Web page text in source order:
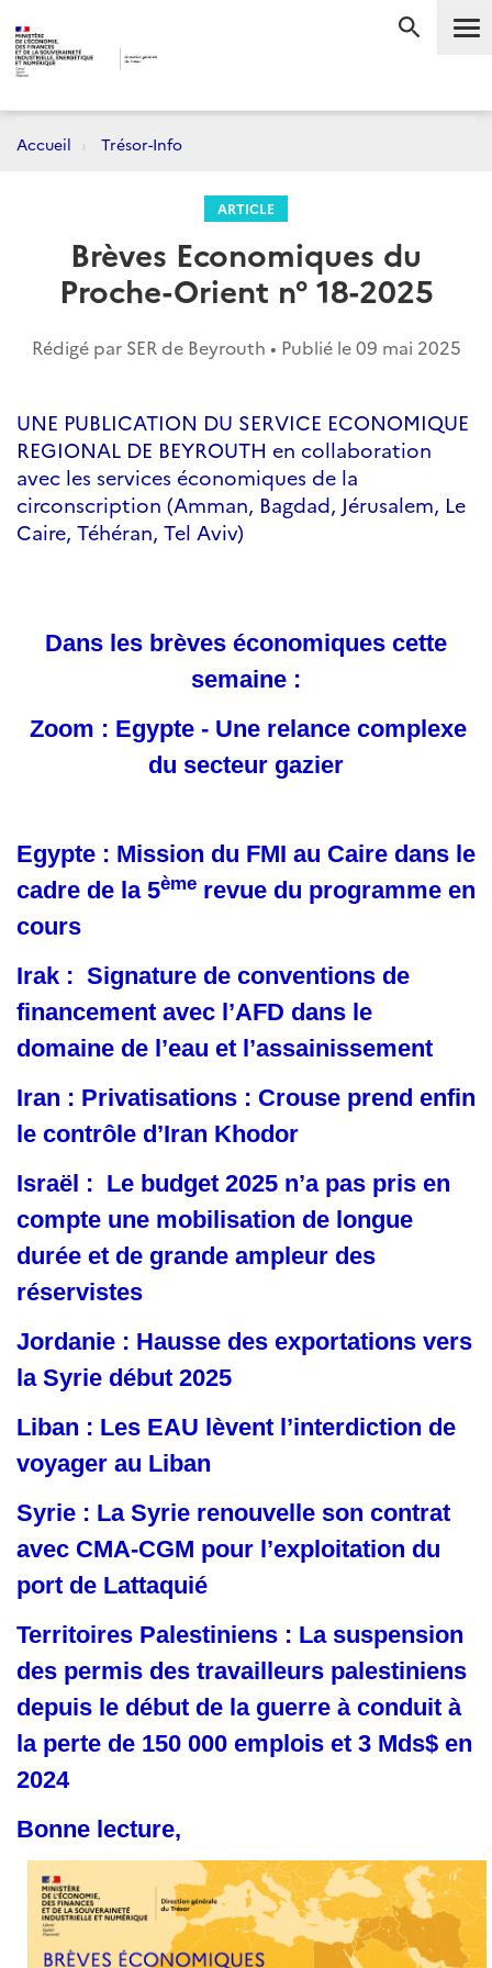
Accueil Trésor-Info
ARTICLE
Brèves Economiques du
Proche-Orient n° 18-2025
Rédigé par SER de Beyrouth • Publié le09 mai 2025
UNE PUBLICATION DU SERVICE ECONOMIQUE
REGIONAL DE BEYROUTH en collaboration
avec les services économiques de la
circonscription (Amman, Bagdad, Jérusalem, Le
Caire, Téhéran, Tel Aviv)
Dans les brèves économiques cette
semaine :
Zoom : Egypte - Une relance complexe
du secteur gazier
Egypte : Mission du FMI au Caire dans le
cadre de la 5ème revue du programme en
cours
Irak : Signature de conventions de
financement avec l’AFD dans le
domaine de l’eau et l’assainissement
Iran : Privatisations : Crouse prend enfin
le contrôle d’Iran Khodor
Israël : Le budget 2025 n’a pas pris en
compte une mobilisation de longue
durée et de grande ampleur des
réservistes
Jordanie : Hausse des exportations vers
la Syrie début 2025
Liban : Les EAU lèvent l’interdiction de
voyager au Liban
Syrie : La Syrie renouvelle son contrat
avec CMA-CGM pour l’exploitation du
port de Lattaquié
Territoires Palestiniens : La suspension
des permis des travailleurs palestiniens
depuis le début de la guerre à conduit à
la perte de 150 000 emplois et 3 Mds$ en
2024
Bonne lecture,